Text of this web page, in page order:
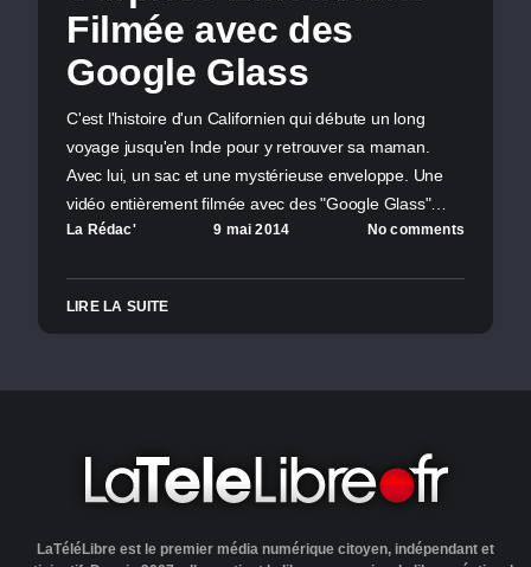
Filmée avec des
Google Glass
C'est l'histoire d'un Californien qui débute un long
voyage jusqu'en Inde pour y retrouver sa maman.
Avec lui, un sac et une mystérieuse enveloppe. Une
vidéo entièrement filmée avec des "Google Glass"…
La Rédac' 9 mai 2014 No comments
LIRE LA SUITE
LaTéléLibre est le premier média numérique citoyen, indépendant et